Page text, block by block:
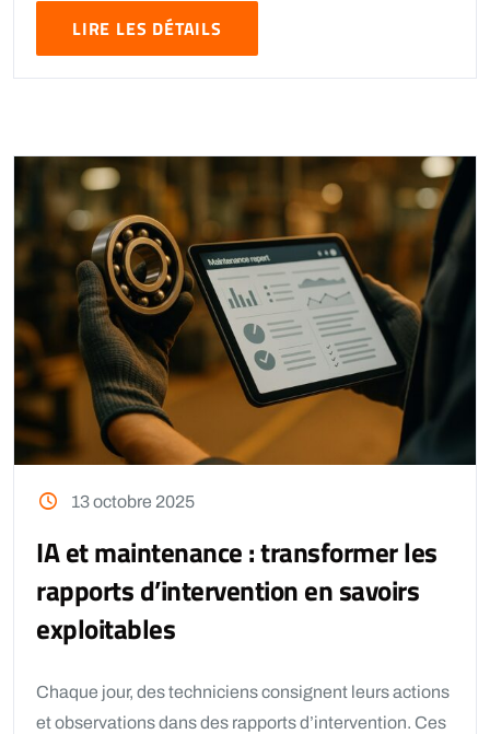
LIRE LES DÉTAILS
13 octobre 2025
IA et maintenance : transformer les
rapports d’intervention en savoirs
exploitables
Chaque jour, des techniciens consignent leurs actions
et observations dans des rapports d’intervention. Ces